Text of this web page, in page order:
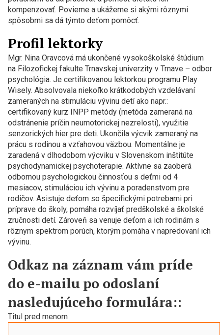
kompenzovať. Povieme a ukážeme si akými rôznymi
spôsobmi sa dá týmto deťom pomôcť.
Profil lektorky
Mgr. Nina Oravcová má ukončené vysokoškolské štúdium
na Filozofickej fakulte Trnavskej univerzity v Trnave – odbor
psychológia. Je certifikovanou lektorkou programu Play
Wisely. Absolvovala niekoľko krátkodobých vzdelávaní
zameraných na stimuláciu vývinu detí ako napr.:
certifikovaný kurz INPP metódy (metóda zameraná na
odstránenie príčin neumotorickej nezrelosti), využitie
senzorických hier pre deti. Ukončila výcvik zameraný na
prácu s rodinou a vzťahovou väzbou. Momentálne je
zaradená v dlhodobom výcviku v Slovenskom inštitúte
psychodynamickej psychoterapie. Aktívne sa zaoberá
odbornou psychologickou činnosťou s deťmi od 4
mesiacov, stimuláciou ich vývinu a poradenstvom pre
rodičov. Asistuje deťom so špecifickými potrebami pri
príprave do školy, pomáha rozvíjať predškolské a školské
zručnosti detí. Zároveň sa venuje deťom a ich rodinám s
rôznym spektrom porúch, ktorým pomáha v napredovaní ich
vývinu.
Odkaz na záznam vám príde
do e-mailu po odoslaní
nasledujúceho formulára::
Titul pred menom